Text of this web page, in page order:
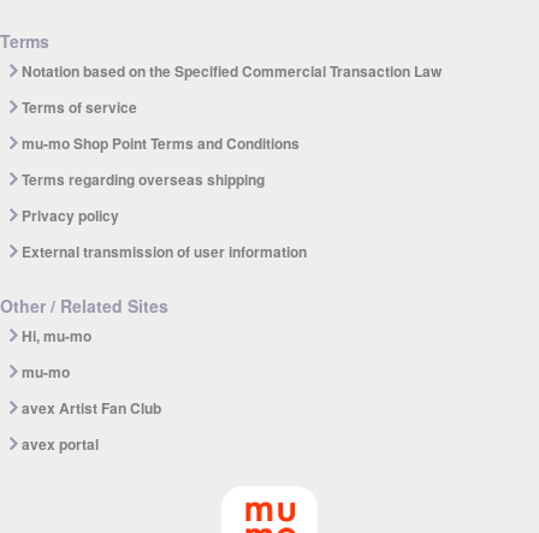
Terms
Notation based on the Specified Commercial Transaction Law
Terms of service
mu-mo Shop Point Terms and Conditions
Terms regarding overseas shipping
Privacy policy
External transmission of user information
Other / Related Sites
Hi, mu-mo
mu-mo
avex Artist Fan Club
avex portal